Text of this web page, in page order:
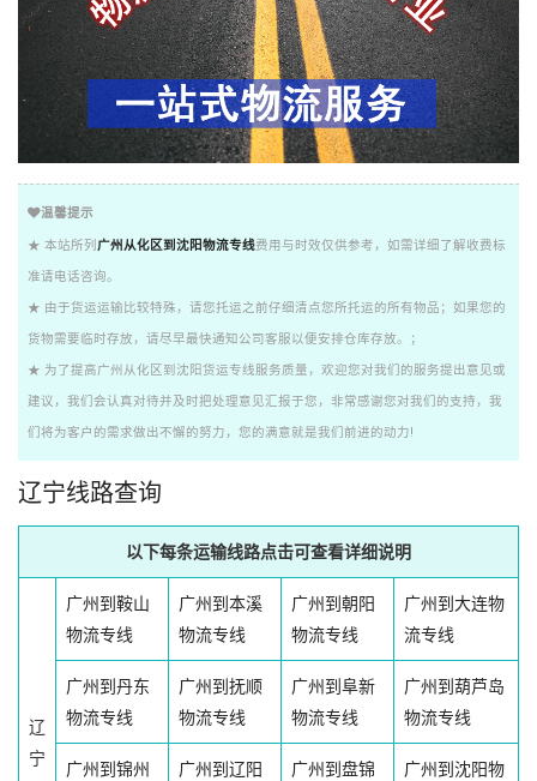
温馨提示
★ 本站所列 广州从化区到沈阳物流专线费用与时效仅供参考，如需详细了解收费标
准请电话咨询。
★ 由于货运运输比较特殊，请您托运之前仔细清点您所托运的所有物品；如果您的
货物需要临时存放，请尽早最快通知公司客服以便安排仓库存放。；
★ 为了提高广州从化区到沈阳货运专线服务质量，欢迎您对我们的服务提出意见或
建议，我们会认真对待并及时把处理意见汇报于您，非常感谢您对我们的支持，我
们将为客户的需求做出不懈的努力，您的满意就是我们前进的动力!
辽宁线路查询
以下每条运输线路点击可查看详细说明
辽
宁
广州到鞍山
物流专线
广州到本溪
物流专线
广州到朝阳
物流专线
广州到大连物
流专线
广州到丹东
物流专线
广州到抚顺
物流专线
广州到阜新
物流专线
广州到葫芦岛
物流专线
广州到锦州
广州到辽阳
广州到盘锦
广州到沈阳物